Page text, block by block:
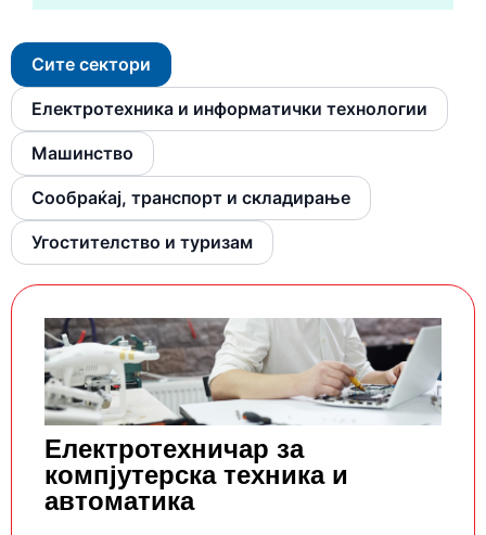
Сите сектори
Електротехника и информатички технологии
Машинство
Сообраќај, транспорт и складирање
Угостителство и туризам
Електротехничар за
компјутерска техника и
автоматика